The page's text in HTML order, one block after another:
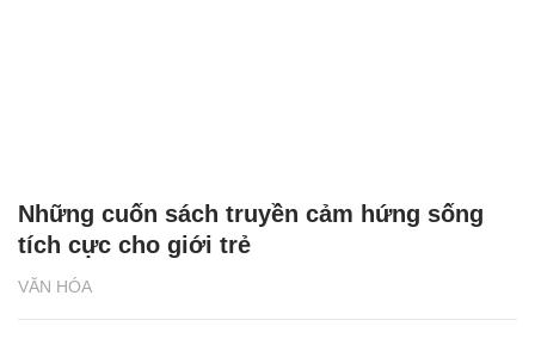
VĂN HÓA
Những cuốn sách truyền cảm hứng sống
tích cực cho giới trẻ